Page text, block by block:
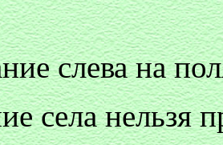
слева на
села нельзя